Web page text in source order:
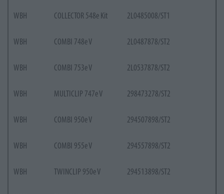
WBH COLLECTOR 548e Kit 2L0485008/ST1
WBH COMBI 748e V 2L0487878/ST2
WBH COMBI 753e V 2L0537878/ST2
WBH MULTICLIP 747e V 298473278/ST2
WBH COMBI 950e V 294507898/ST2
WBH COMBI 955e V 294557898/ST2
WBH TWINCLIP 950e V 294513898/ST2